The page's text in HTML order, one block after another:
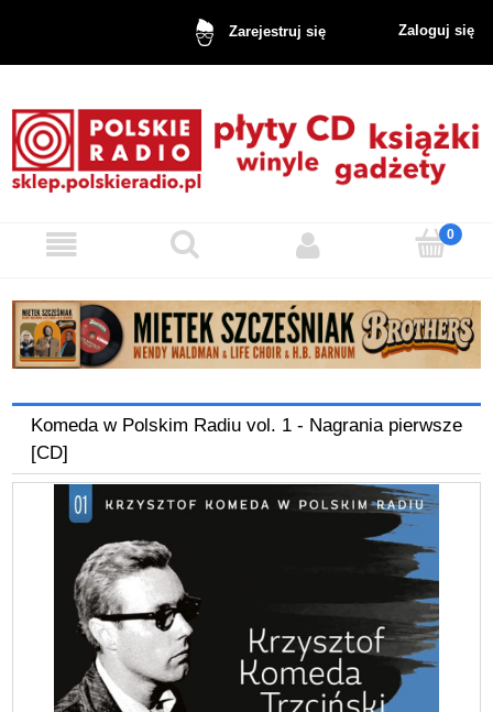
Zarejestruj się Zaloguj się
Komeda w Polskim Radiu vol. 1 - Nagrania pierwsze
[CD]